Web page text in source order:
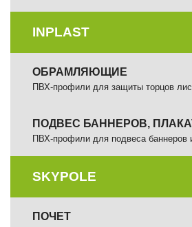
INPLAST
ОБРАМЛЯЮЩИЕ
ПВХ-профили для защиты торцов
ПОДВЕС БАННЕРОВ,
ПВХ-профили для подвеса баннеров
SKYPOLE
ПОЧЕТ